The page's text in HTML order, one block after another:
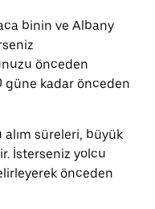
binin ve Albany
önceden
güne kadar önceden
süreleri, büyük
İsterseniz yolcu
önceden